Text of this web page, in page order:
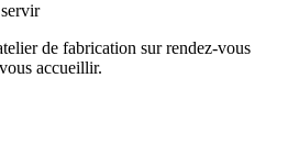
de fabrication sur rendez-vous
accueillir.